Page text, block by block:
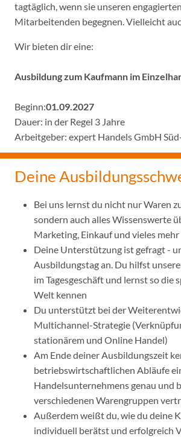
tagtäglich, wenn sie unseren
Mitarbeitenden begegnen. Vielleicht
Wir bieten dir eine:
Ausbildung zum Kaufmann im
Beginn:01.09.2027
Dauer: in der Regel 3 Jahre
Arbeitgeber: expert Handels GmbH
Deine
Bei uns lernst du nicht nur Waren
sondern auch alles Wissenswerte
Marketing, Einkauf und vieles mehr
Deine Unterstützung ist gefragt -
Ausbildungstag an. Du hilfst
im Tagesgeschäft und lernst so die
Welt kennen
Du unterstützt bei der
Multichannel-Strategie
stationärem und Online Handel)
Am Ende deiner Ausbildungszeit
betriebswirtschaftlichen Abläufe
Handelsunternehmens genau und
verschiedenen Warengruppen
Außerdem weißt du, wie du deine
individuell berätst und erfolgreich